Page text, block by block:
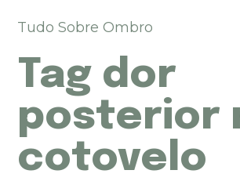
u
a
r
a
o
Tudo Sobre Ombro
Tag dor
posterior
cotovelo